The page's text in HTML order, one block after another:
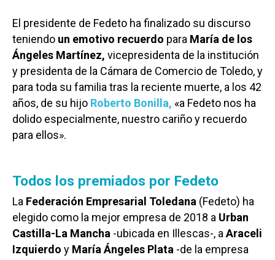
El presidente de Fedeto ha finalizado su discurso
teniendo un emotivo recuerdo para María de los
Ángeles Martínez, vicepresidenta de la institución
y presidenta de la Cámara de Comercio de Toledo, y
para toda su familia tras la reciente muerte, a los 42
años, de su hijo Roberto Bonilla, «a Fedeto nos ha
dolido especialmente, nuestro cariño y recuerdo
para ellos».
Todos los premiados por Fedeto
La Federación Empresarial Toledana (Fedeto) ha
elegido como la mejor empresa de 2018 a Urban
Castilla-La Mancha -ubicada en Illescas-, aAraceli
Izquierdo y María Ángeles Plata -de la empresa